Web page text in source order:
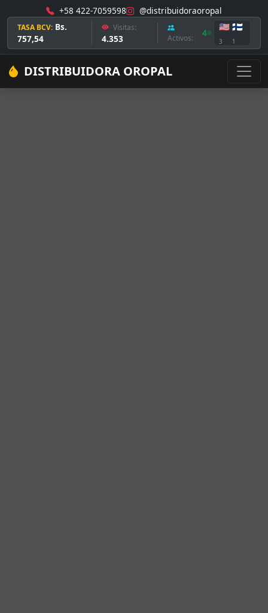
+58 422-7059598 @distribuidoraoropal
TASA BCV: Bs.
757,54
Visitas:
4.353 Activos: 4
🇺🇸
3
🇫🇮
1
DISTRIBUIDORA OROPAL